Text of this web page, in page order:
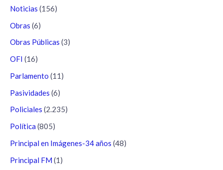
Noticias (156)
Obras (6)
Obras Públicas (3)
OFI (16)
Parlamento (11)
Pasividades (6)
Policiales (2.235)
Política (805)
Principal en Imágenes-34 años (48)
Principal FM (1)